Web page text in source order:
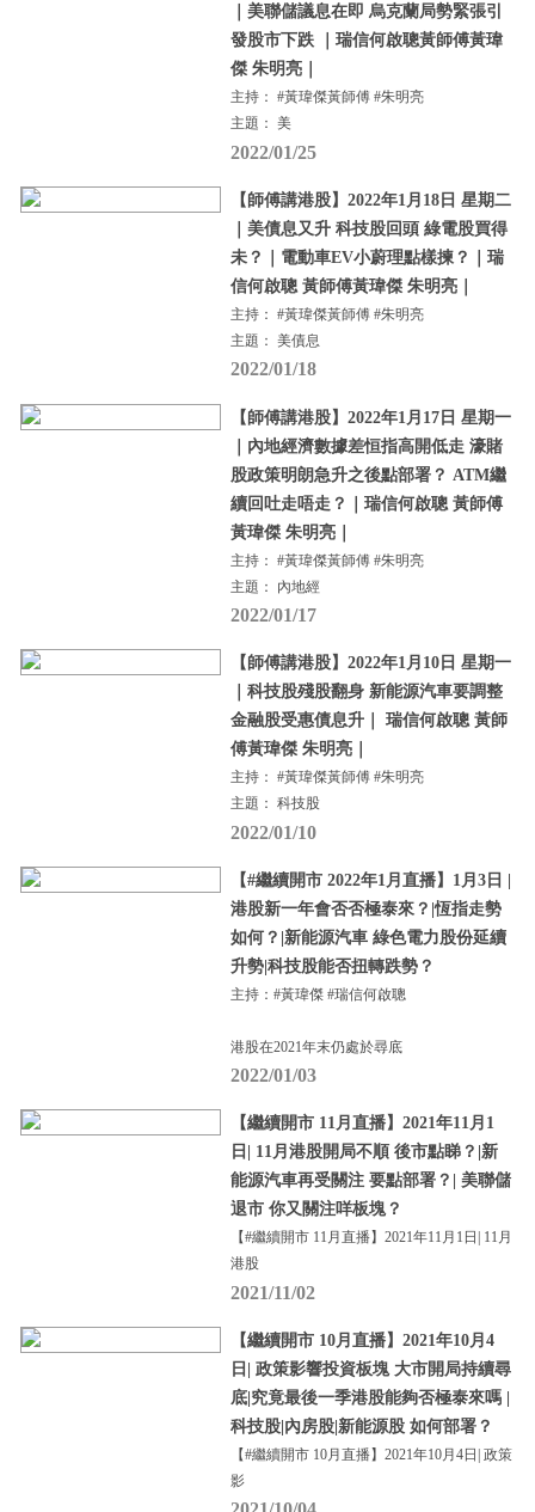
｜美聯儲議息在即 烏克蘭局勢緊張引
發股市下跌 ｜瑞信何啟聰黃師傅黃瑋
傑 朱明亮｜
主持： #黃瑋傑黃師傅 #朱明亮
主題： 美
2022/01/25
【師傅講港股】2022年1月18日 星期二
｜美債息又升 科技股回頭 綠電股買得
未？｜電動車EV小蔚理點樣揀？｜瑞
信何啟聰 黃師傅黃瑋傑 朱明亮｜
主持： #黃瑋傑黃師傅 #朱明亮
主題： 美債息
2022/01/18
【師傅講港股】2022年1月17日 星期一
｜內地經濟數據差恒指高開低走 濠賭
股政策明朗急升之後點部署？ ATM繼
續回吐走唔走？｜瑞信何啟聰 黃師傅
黃瑋傑 朱明亮｜
主持： #黃瑋傑黃師傅 #朱明亮
主題： 內地經
2022/01/17
【師傅講港股】2022年1月10日 星期一
｜科技股殘股翻身 新能源汽車要調整
金融股受惠債息升｜ 瑞信何啟聰 黃師
傅黃瑋傑 朱明亮｜
主持： #黃瑋傑黃師傅 #朱明亮
主題： 科技股
2022/01/10
【#繼續開市 2022年1月直播】1月3日 |
港股新一年會否否極泰來？|恆指走勢
如何？|新能源汽車 綠色電力股份延續
升勢|科技股能否扭轉跌勢？
主持：#黃瑋傑 #瑞信何啟聰
港股在2021年末仍處於尋底
2022/01/03
【繼續開市 11月直播】2021年11月1
日| 11月港股開局不順 後市點睇？|新
能源汽車再受關注 要點部署？| 美聯儲
退市 你又關注咩板塊？
【#繼續開市 11月直播】2021年11月1日| 11月
港股
2021/11/02
【繼續開市 10月直播】2021年10月4
日| 政策影響投資板塊 大市開局持續尋
底|究竟最後一季港股能夠否極泰來嗎 |
科技股|內房股|新能源股 如何部署？
【#繼續開市 10月直播】2021年10月4日| 政策
影